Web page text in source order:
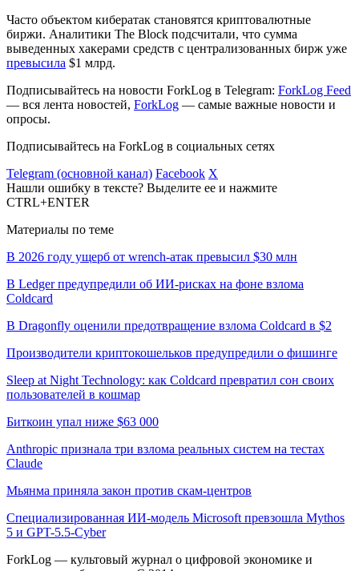
Часто объектом кибератак становятся криптовалютные
биржи. Аналитики The Block подсчитали, что сумма
выведенных хакерами средств с централизованных бирж уже
превысила $1 млрд.
Подписывайтесь на новости ForkLog в Telegram: ForkLog Feed
— вся лента новостей, ForkLog — самые важные новости и
опросы.
Подписывайтесь на ForkLog в социальных сетях
Telegram (основной канал) Facebook X
Нашли ошибку в тексте? Выделите ее и нажмите
CTRL+ENTER
Материалы по теме
В 2026 году ущерб от wrench-атак превысил $30 млн
В Ledger предупредили об ИИ-рисках на фоне взлома
Coldcard
В Dragonfly оценили предотвращение взлома Coldcard в $2
Производители криптокошельков предупредили о фишинге
Sleep at Night Technology: как Coldcard превратил сон своих
пользователей в кошмар
Биткоин упал ниже $63 000
Anthropic признала три взлома реальных систем на тестах
Claude
Мьянма приняла закон против скам-центров
Специализированная ИИ-модель Microsoft превзошла Mythos
5 и GPT-5.5-Cyber
ForkLog — культовый журнал о цифровой экономике и